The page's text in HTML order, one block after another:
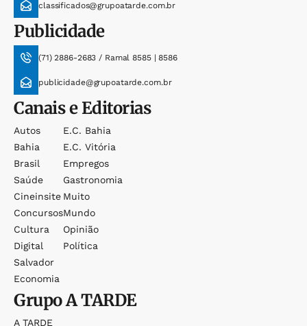
classificados@grupoatarde.com.br
Publicidade
(71) 2886-2683 / Ramal 8585 | 8586
publicidade@grupoatarde.com.br
Canais e Editorias
Autos
Bahia
Brasil
Saúde
Cineinsite
Concursos
Cultura
Digital
Salvador
Economia
E.c. Bahia
E.c. Vitória
Empregos
Gastronomia
Muito
Mundo
Opinião
Política
GrupoA TARDE
A TARDE